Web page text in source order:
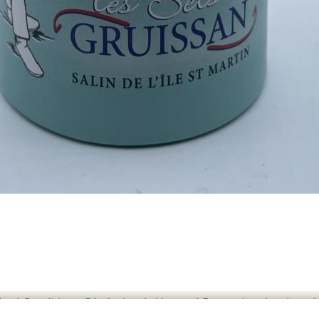
IConditions Générales de VentesIProtection des